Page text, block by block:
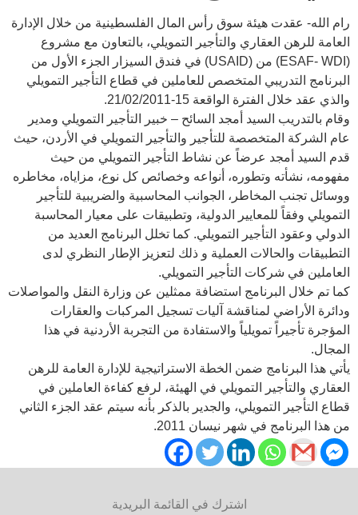
رام الله- عقدت هيئة سوق رأس المال الفلسطينية من خلال الإدارة
العامة للرهن العقاري والتأجير التمويلي، بالتعاون مع مشروع
(ESAF- WDI) من (USAID) في فندق السيزار الجزء الأول من
البرنامج التدريبي المتخصص للعاملين في قطاع التأجير التمويلي
والذي عقد خلال الفترة الواقعة 15-21/02/2011.
وقام بالتدريب السيد أمجد السائح – خبير التأجير التمويلي ومدير
عام الشركة المتخصصة للتأجير والتأجير التمويلي في الأردن، حيث
قدم السيد أمجد عرضاً عن نشاط التأجير التمويلي من حيث
مفهومه، نشأته وتطوره، أنواعه وخصائص كل نوع، مزاياه، مخاطره
ووسائل تجنب المخاطر، الجوانب المحاسبية والضريبية للتأجير
التمويلي وفقاً للمعايير الدولية، وتطبيقات على معيار المحاسبة
الدولي وعقود التأجير التمويلي. كما تخلل البرنامج العديد من
التطبيقات والحالات العملية و ذلك لتعزيز الإطار النظري لدى
العاملين في شركات التأجير التمويلي.
كما تم خلال البرنامج استضافة ممثلين عن وزارة النقل والمواصلات
ودائرة الأراضي لمناقشة آليات تسجيل المركبات والعقارات
المؤجرة تأجيراً تمويلياً والاستفادة من التجربة الأردنية في هذا
المجال.
يأتي هذا البرنامج ضمن الخطة الاستراتيجية للإدارة العامة للرهن
العقاري والتأجير التمويلي في الهيئة، لرفع كفاءة العاملين في
قطاع التأجير التمويلي، والجدير بالذكر بأنه سيتم عقد الجزء الثاني
من هذا البرنامج في شهر نيسان 2011.
اشترك في القائمة البريدية